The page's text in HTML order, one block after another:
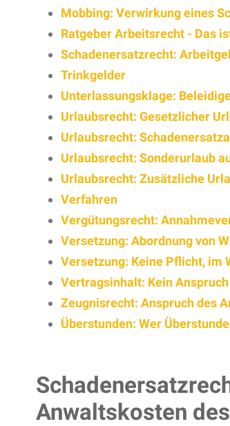
Mobbing: Verwirkung eines
Ratgeber Arbeitsrecht - Das
Schadenersatzrecht:
Trinkgelder
Unterlassungsklage:
Urlaubsrecht: Gesetzlicher
Urlaubsrecht:
Urlaubsrecht: Sonderurlaub
Urlaubsrecht: Zusätzliche
Verfahren
Vergütungsrecht:
Versetzung: Abordnung von
Versetzung: Keine Pflicht, im
Vertragsinhalt: Kein
Zeugnisrecht: Anspruch des
Überstunden: Wer
Anwaltskosten